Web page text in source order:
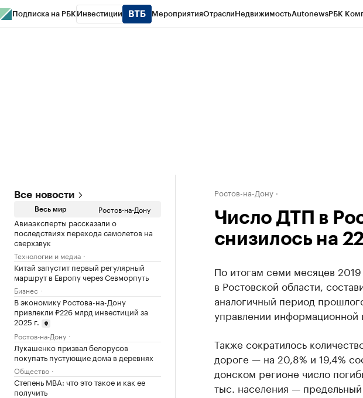
Подписка на РБК Инвестиции МероприятияОтраслиНедвижимостьAutonewsРБК
Все новости
Весь мир Ростов-на-Дону
Авиаэксперты рассказали о
последствиях перехода самолетов на
сверхзвук
Технологии и медиа
Китай запустит первый регулярный
маршрут в Европу через Севморпуть
Бизнес
В экономику Ростова-на-Дону
привлекли ₽226 млрд инвестиций за
2025 г.
Ростов-на-Дону
Лукашенко призвал белорусов
покупать пустующие дома в деревнях
Общество
Степень MBA: что это такое и как ее
получить
Ростов-на-Дону
Число ДТП в
снизилось на
По итогам семи месяцев
в Ростовской области,
аналогичный период
управлении информационной
Также сократилось
дороге — на 20,8% и 19,4%
донском регионе число
тыс. населения — предельный